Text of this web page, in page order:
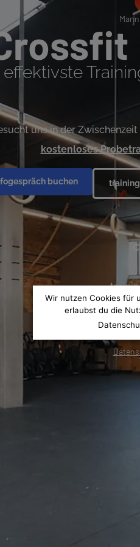
uns in der
kostenloses
buchen
Wir nutzen Cookies für
erlaubst du die